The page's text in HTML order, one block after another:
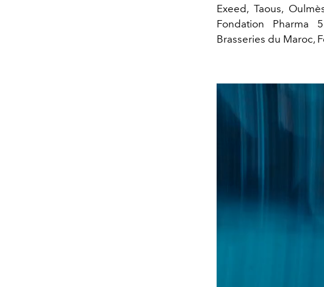
Exeed, Taous,
Fondation Pharma
Brasseries du Maroc,